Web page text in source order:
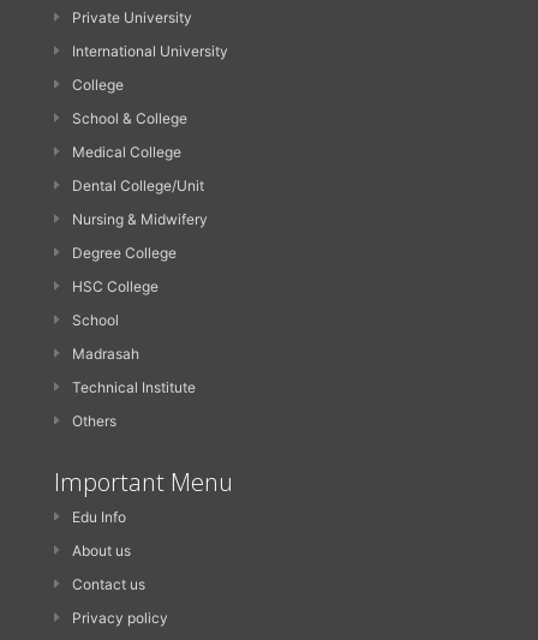
Private University
International University
College
School & College
Medical College
Dental College/Unit
Nursing & Midwifery
Degree College
HSC College
School
Madrasah
Technical Institute
Others
Important Menu
Edu Info
About us
Contact us
Privacy policy